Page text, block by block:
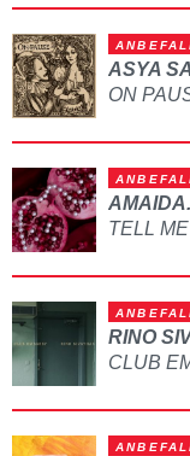
ASYA
ON
AMAIDA.
RINO
CLUB